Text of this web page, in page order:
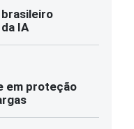
IA
em proteção